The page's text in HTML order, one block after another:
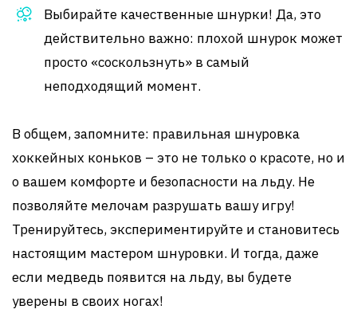
Выбирайте качественные шнурки! Да, это
действительно важно: плохой шнурок может
просто «соскользнуть» в самый
неподходящий момент.
В общем, запомните: правильная шнуровка
хоккейных коньков – это не только о красоте, но и
о вашем комфорте и безопасности на льду. Не
позволяйте мелочам разрушать вашу игру!
Тренируйтесь, экспериментируйте и становитесь
настоящим мастером шнуровки. И тогда, даже
если медведь появится на льду, вы будете
уверены в своих ногах!